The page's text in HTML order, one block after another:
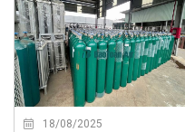
XEM THÊM
18/08/2025